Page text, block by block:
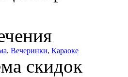
, Вечеринки, Караоке
скидок